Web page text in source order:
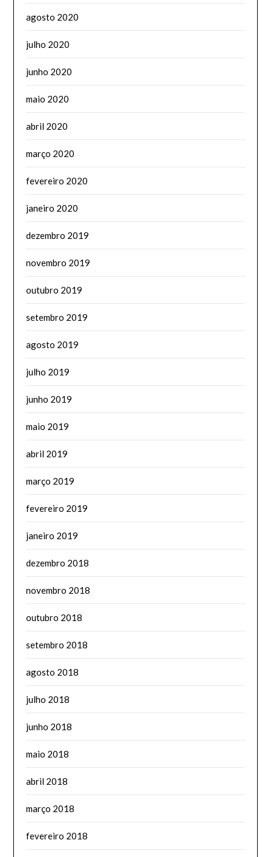
agosto 2020
julho 2020
junho 2020
maio 2020
abril 2020
março 2020
fevereiro 2020
janeiro 2020
dezembro 2019
novembro 2019
outubro 2019
setembro 2019
agosto 2019
julho 2019
junho 2019
maio 2019
abril 2019
março 2019
fevereiro 2019
janeiro 2019
dezembro 2018
novembro 2018
outubro 2018
setembro 2018
agosto 2018
julho 2018
junho 2018
maio 2018
abril 2018
março 2018
fevereiro 2018